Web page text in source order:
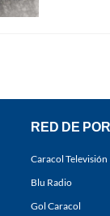
RED DE
Caracol Televisión
Blu Radio
Gol Caracol